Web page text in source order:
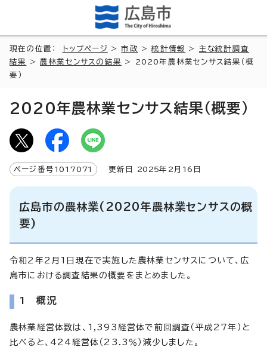
現在の位置： トップページ >市政 >統計情報 > 主な統計調査
結果
> 農林業センサスの結果
> 2020年農林業センサス結果（概
要）
2020年農林業センサス結果（概要）
ページ番号 1017071 更新日 2025年2月 16 日
広島市の農林業(2020年農林業センサスの概
要)
令和2年2月1日現在で実施した農林業センサスについて、広
島市における調査結果の概要をまとめました。
1 概況
農林業経営体数は、1,393経営体で前回調査（平成27年）と
比べると、424経営体（23.3％）減少しました。